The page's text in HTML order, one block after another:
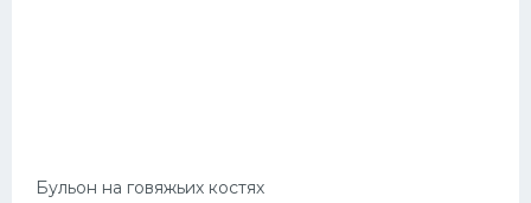
Бульон на говяжьих костях